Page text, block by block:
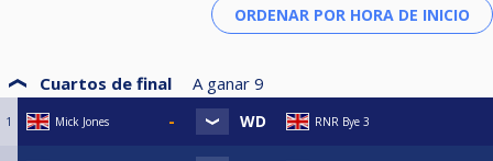
Cuartos de final A ganar 9
1 Mick Jones RNR Bye 3